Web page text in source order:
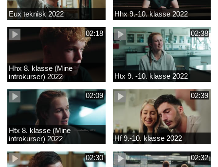
Eux teknisk 2022 Hhx 9.-10. klasse 2022
02:18
Hhx 8. klasse (Mine
introkurser) 2022
02:38
Htx 9. -10. klasse 2022
02:09
Htx 8. klasse (Mine
introkurser) 2022
02:39
Hf 9.-10. klasse 2022
02:30 02:32